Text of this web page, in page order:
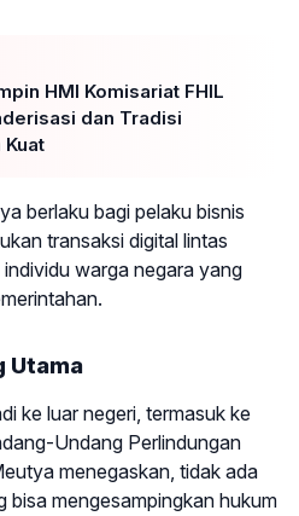
HMI Komisariat FHIL
dan Tradisi
berlaku bagi pelaku bisnis
transaksi digital lintas
warga negara yang
Utama
ke luar negeri, termasuk ke
Undang Perlindungan
menegaskan, tidak ada
bisa mengesampingkan hukum